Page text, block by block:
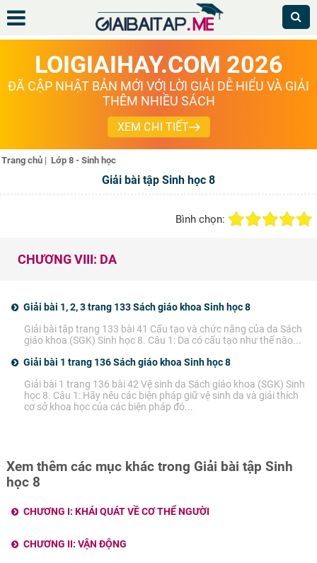
LOIGIAIHAY.COM 2026
ĐÃ CẬP NHẬT BẢN MỚI VỚI LỜI GIẢI DỄ HIỂU VÀ GIẢI
THÊM NHIỀU SÁCH
XEM CHI TIẾT
Trang chủ | Lớp 8 - Sinh học
Giải bài tập Sinh học 8
Bình chọn:
CHƯƠNG VIII: DA
Giải bài 1, 2, 3 trang 133 Sách giáo khoa Sinh học 8
Giải bài tập trang 133 bài 41 Cấu tạo và chức năng của da Sách
giáo khoa (SGK) Sinh học 8. Câu 1: Da có cấu tạo như thế nào...
Giải bài 1 trang 136 Sách giáo khoa Sinh học 8
Giải bài 1 trang 136 bài 42 Vệ sinh da Sách giáo khoa (SGK) Sinh
học 8. Câu 1: Hãy nêu các biện pháp giữ vệ sinh da và giải thích
cơ sở khoa học của các biện pháp đó...
Xem thêm các mục khác trong Giải bài tập Sinh
học 8
CHƯƠNG I: KHÁI QUÁT VỀ CƠ THỂ NGƯỜI
CHƯƠNG II: VẬN ĐỘNG